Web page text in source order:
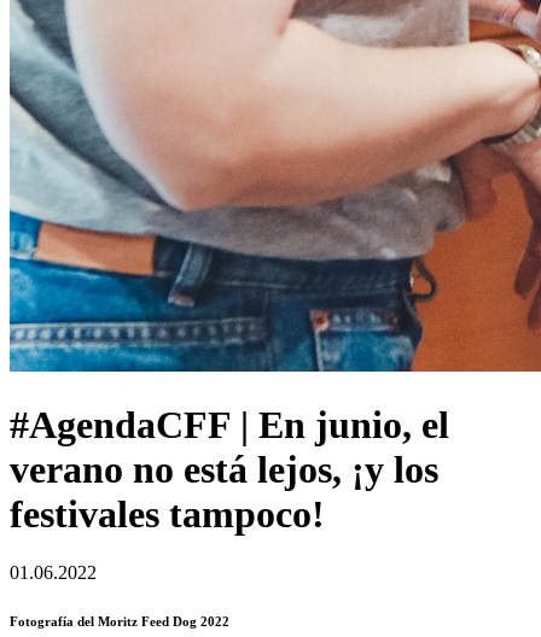
#AgendaCFF | En junio, el
verano no está lejos, ¡y los
festivales tampoco!
01.06.2022
Fotografía del Moritz Feed Dog 2022